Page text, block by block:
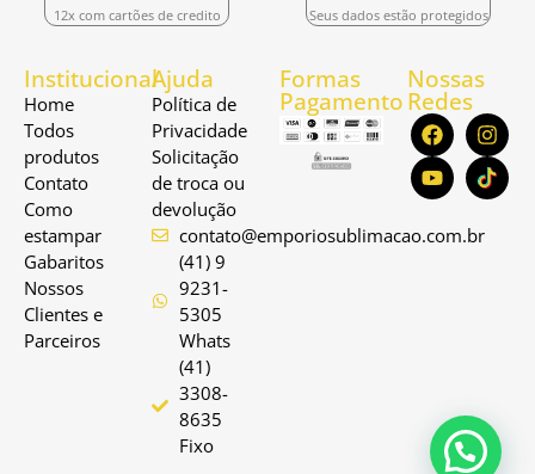
12x com cartões de credito Seus dados estão protegidos
Institucional
Home
Todos
produtos
Contato
Como
estampar
Gabaritos
Nossos
Clientes e
Parceiros
Ajuda
Política de
Privacidade
Solicitação
de troca ou
devolução
contato@emporiosublimacao.com.br
(41) 9
9231-
5305
Whats
(41)
3308-
8635
Fixo
Formas
Pagamento
Nossas
Redes